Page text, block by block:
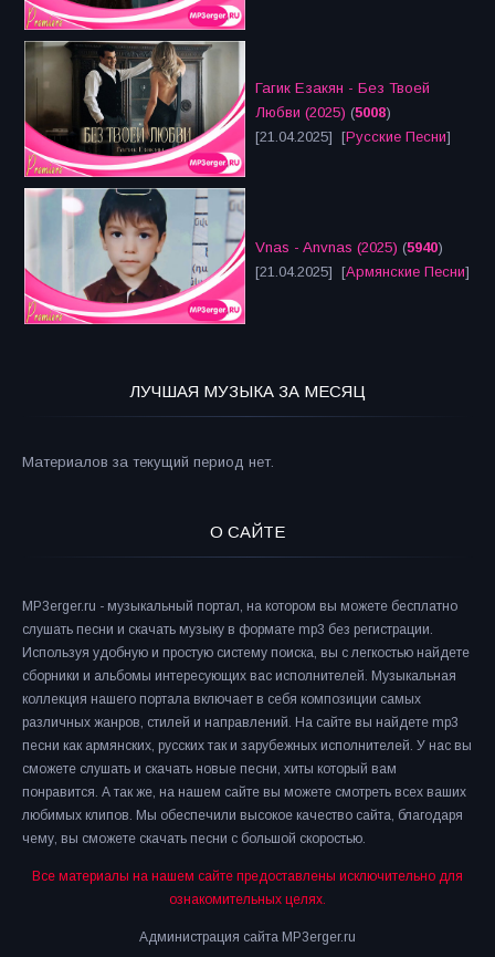
Гагик Езакян - Без Твоей
Любви (2025) (5008)
[21.04.2025] [Русские Песни]
Vnas - Anvnas (2025) (5940)
[21.04.2025] [Армянские Песни]
ЛУЧШАЯ МУЗЫКА ЗА МЕСЯЦ
Материалов за текущий период нет.
О САЙТЕ
MP3erger.ru - музыкальный портал, на котором вы можете бесплатно
слушать песни и скачать музыку в формате mp3 без регистрации.
Используя удобную и простую систему поиска, вы с легкостью найдете
сборники и альбомы интересующих вас исполнителей. Музыкальная
коллекция нашего портала включает в себя композиции самых
различных жанров, стилей и направлений. На сайте вы найдете mp3
песни как армянских, русских так и зарубежных исполнителей. У нас вы
сможете слушать и скачать новые песни, хиты который вам
понравится. А так же, на нашем сайте вы можете смотреть всех ваших
любимых клипов. Мы обеспечили высокое качество сайта, благодаря
чему, вы сможете скачать песни с большой скоростью.
Все материалы на нашем сайте предоставлены исключительно для
ознакомительных целях.
Администрация сайта MP3erger.ru